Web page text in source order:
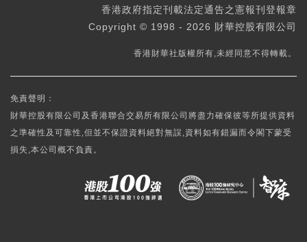
香港政府指定刊載法定通告之憲報刊登報章
Copyright © 1998 - 2026 財華控股有限公司
香港財華社版權所有,未經同意不得轉載。
免責聲明：
財華控股有限公司及香港聯合交易所有限公司將盡力確保彼等所提供資料
之準確性及可靠性,但並不保證資料絕對無誤,資料如有錯漏而令閣下蒙受
損失,本公司概不負責。